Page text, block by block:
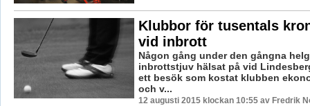
Klubbor för tusentals
vid inbrott
Någon gång under den gångna
inbrottstjuv hälsat på vid
ett besök som kostat klubben
och v...
12 augusti 2015 klockan 10:55 av Fredrik